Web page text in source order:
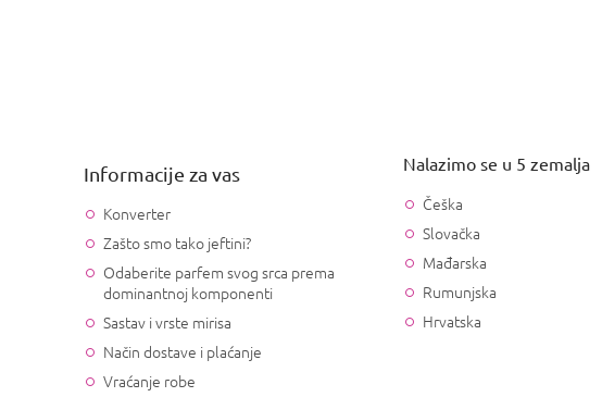
Informacije za vas
Konverter
Zašto smo tako jeftini?
Odaberite parfem svog srca prema
dominantnoj komponenti
Sastav i vrste mirisa
Način dostave i plaćanje
Vraćanje robe
Nalazimo se u 5 zemalja
Češka
Slovačka
Mađarska
Rumunjska
Hrvatska